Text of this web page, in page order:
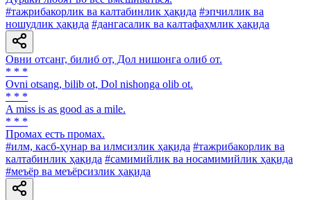
#тажрибакорлик ва калтабинлик ҳақида #эпчиллик ва
ношудлик ҳақида #дангасалик ва калтафаҳмлик ҳақида
Овни отсанг, билиб от, Дол нишонга олиб от.
* * *
Ovni otsang, bilib ot, Dol nishonga olib ot.
* * *
A miss is as good as a mile.
* * *
Промах есть промах.
#илм, касб-ҳунар ва илмсизлик ҳақида #тажрибакорлик ва
калтабинлик ҳақида #самимийлик ва носамимийлик ҳақида
#меъёр ва меъёрсизлик ҳақида